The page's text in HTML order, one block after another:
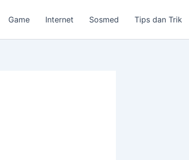
Game Internet Sosmed Tips dan Trik